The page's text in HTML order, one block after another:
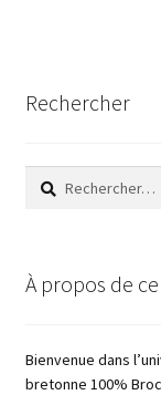
Rechercher
Rechercher :
À propos de
Bienvenue dans
bretonne 100%